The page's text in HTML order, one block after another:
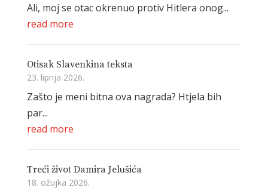
Ali, moj se otac okrenuo protiv Hitlera onog...
read more
Otisak Slavenkina teksta
23. lipnja 2026.
Zašto je meni bitna ova nagrada? Htjela bih
par...
read more
Treći život Damira Jelušića
18. ožujka 2026.